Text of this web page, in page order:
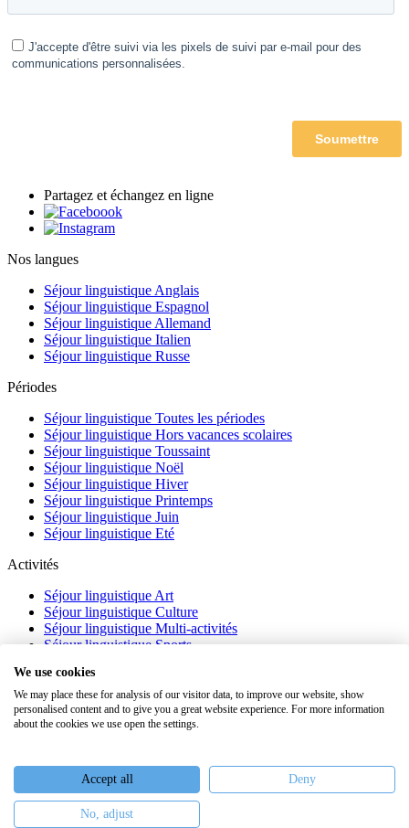
Partagez et échangez en ligne
Nos langues
Séjour linguistique Anglais
Séjour linguistique Espagnol
Séjour linguistique Allemand
Séjour linguistique Italien
Séjour linguistique Russe
Périodes
Séjour linguistique Toutes les périodes
Séjour linguistique Hors vacances scolaires
Séjour linguistique Toussaint
Séjour linguistique Noël
Séjour linguistique Hiver
Séjour linguistique Printemps
Séjour linguistique Juin
Séjour linguistique Eté
Activités
Séjour linguistique Art
Séjour linguistique Culture
Séjour linguistique Multi-activités
Séjour linguistique Sports
À propos
FAQ
Webinaires
Nous recrutons
Keiron Education -Assurances Plan du site
We use cookies
We may place these for analysis of our visitor data, to improve our website, show
personalised content and to give you a great website experience. For more information
about the cookies we use open the settings.
Accept all Deny
No, adjust